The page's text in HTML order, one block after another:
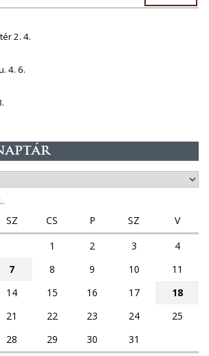
2. 4.
4. 6.
SZ CS P SZ
V
1
2 3
4
7 8 9 10
11
14 15 16 17
18
21 22 23 24
25
28 29 30
31